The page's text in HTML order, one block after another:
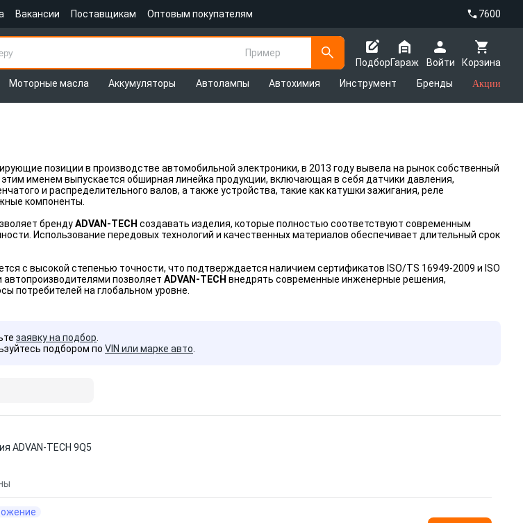
Вакансии Поставщикам Оптовым покупателям 7600
Пример
Подбор
Корзина
Гараж
Войти
Моторные масла Аккумуляторы Автолампы Автохимия Инструмент Бренды Акции
позиции в производстве автомобильной электроники, в 2013 году вывела на рынок собственный
этим именем выпускается обширная линейка продукции, включающая в себя датчики давления,
и распределительного валов, а также устройства, такие как катушки зажигания, реле
компоненты.
брендуADVAN-TECH создавать изделия, которые полностью соответствуют современным
Использование передовых технологий и качественных материалов обеспечивает длительный срок
с высокой степенью точности, что подтверждается наличием сертификатов ISO/TS 16949-2009 и ISO
позволяет ADVAN-TECH внедрять современные инженерные решения,
потребителей на глобальном уровне.
заявку на подбор
подбором по VIN или марке авто
ADVAN-TECH 9Q5